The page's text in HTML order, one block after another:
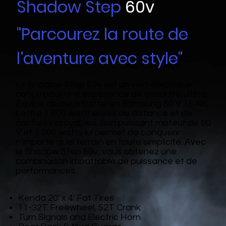
Kenda 20' x 4' Fat Tires
11-32T Freewheel, 52T Crank
Turn Signals and Electric Horn
Shadow Step 60v
"Parcourez la route de
l'aventure avec style"
n'importe quel terrain en toute simplicité. Avec
le Shadow Step 60v, vous obtenez une
combinaison imbattable de puissance et de
performances.